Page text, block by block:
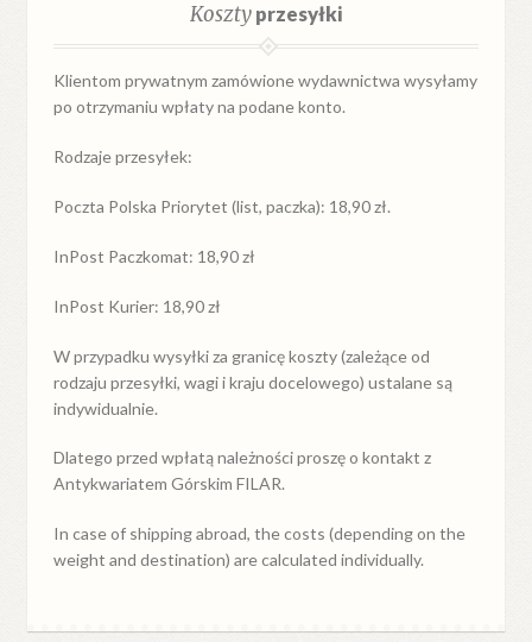
Kosztyprzesyłki
Klientom prywatnym zamówione wydawnictwa wysyłamy
po otrzymaniu wpłaty na podane konto.
Rodzaje przesyłek:
Poczta Polska Priorytet (list, paczka): 18,90 zł.
InPost Paczkomat: 18,90 zł
InPost Kurier: 18,90 zł
W przypadkuwysyłkiza granicękoszty (zależące od
rodzaju przesyłki, wagi i kraju docelowego) ustalane są
indywidualnie.
Dlatego przed wpłatą należności proszę o kontakt z
Antykwariatem Górskim FILAR.
In case of shipping abroad, the costs (depending on the
weight and destination) are calculated individually.